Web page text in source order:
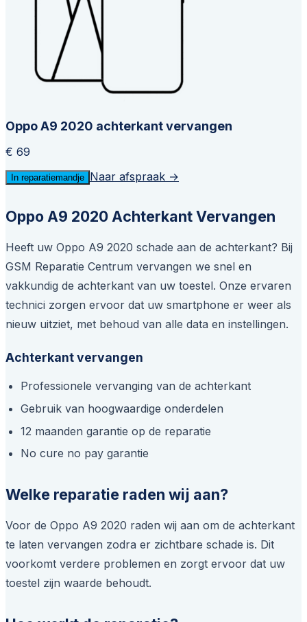
Oppo A9 2020 achterkant vervangen
€ 69
In reparatiemandje Naar afspraak →
Oppo A9 2020 Achterkant Vervangen
Heeft uw Oppo A9 2020 schade aan de achterkant? Bij
GSM Reparatie Centrum vervangen we snel en
vakkundig de achterkant van uw toestel. Onze ervaren
technici zorgen ervoor dat uw smartphone er weer als
nieuw uitziet, met behoud van alle data en instellingen.
Achterkant vervangen
Professionele vervanging van de achterkant
Gebruik van hoogwaardige onderdelen
12 maanden garantie op de reparatie
No cure no pay garantie
Welke reparatie raden wij aan?
Voor de Oppo A9 2020 raden wij aan om de achterkant
te laten vervangen zodra er zichtbare schade is. Dit
voorkomt verdere problemen en zorgt ervoor dat uw
toestel zijn waarde behoudt.